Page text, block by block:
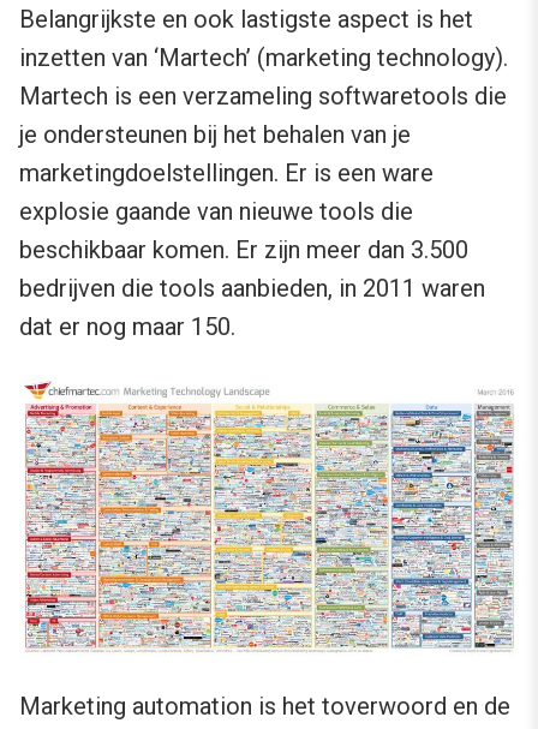
Belangrijkste en ook lastigste aspect is het
inzetten van ‘Martech’ (marketing technology).
Martech is een verzameling softwaretools die
je ondersteunen bij het behalen van je
marketingdoelstellingen. Er is een ware
explosie gaande van nieuwe tools die
beschikbaar komen. Er zijn meer dan 3.500
bedrijven die tools aanbieden, in 2011 waren
dat er nog maar 150.
Marketing automation is het toverwoord en de